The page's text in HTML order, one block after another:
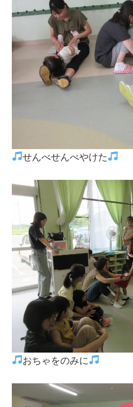
せんべせんべやけた
おちゃをのみに